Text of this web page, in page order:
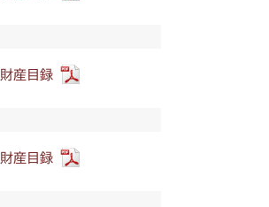
財産目録
財産目録